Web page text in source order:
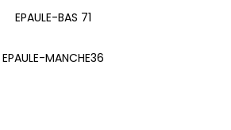
EPAULE-BAS 71
EPAULE-MANCHE36